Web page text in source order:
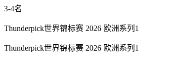
3-4名
Thunderpick世界锦标赛 2026 欧洲系列1
Thunderpick世界锦标赛 2026 欧洲系列1